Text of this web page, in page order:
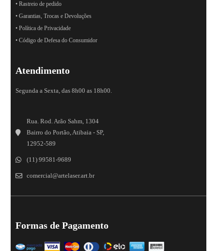
• Rastreio de pedido
• Garantias, Trocas e Devoluções
• Política de Privacidade
• Código de Defesa do Consumidor
Atendimento
Segunda a Sexta, das 8h00 as 18h00.
Rua. Rod. Arão Sahm, 1304
Bairro do Portão, Atibaia - SP,
12952-589
(11) 99581-9689
comercial@artelaser.art.br
Formas de Pagamento